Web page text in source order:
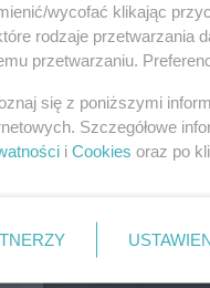
wycofać klikając
rodzaje przetwarzania
przetwarzaniu.
się z poniższymi
Szczegółowe
i Cookies oraz po